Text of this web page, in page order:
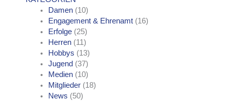
Damen(10)
Engagement & Ehrenamt(16)
Erfolge(25)
Herren(11)
Hobbys (13)
Jugend (37)
Medien(10)
Mitglieder(18)
News (50)